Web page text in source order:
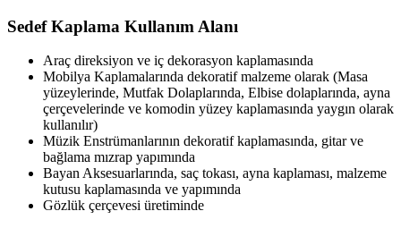
Sedef Kaplama Kullanım Alanı
Araç direksiyon ve iç dekorasyon kaplamasında
Mobilya Kaplamalarında dekoratif malzeme olarak (Masa
yüzeylerinde, Mutfak Dolaplarında, Elbise dolaplarında, ayna
çerçevelerinde ve komodin yüzey kaplamasında yaygın olarak
kullanılır)
Müzik Enstrümanlarının dekoratif kaplamasında, gitar ve
bağlama mızrap yapımında
Bayan Aksesuarlarında, saç tokası, ayna kaplaması, malzeme
kutusu kaplamasında ve yapımında
Gözlük çerçevesi üretiminde